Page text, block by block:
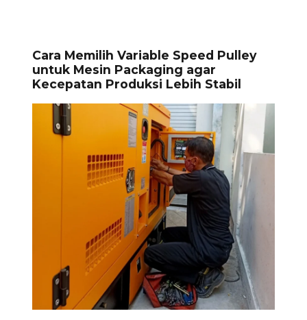
Cara Memilih Variable Speed Pulley
untuk Mesin Packaging agar
Kecepatan Produksi Lebih Stabil